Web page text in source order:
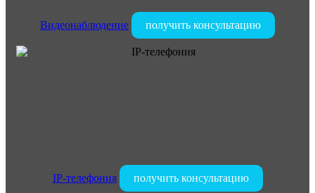
Видеонаблюдение получить консультацию
IP-телефония получить консультацию